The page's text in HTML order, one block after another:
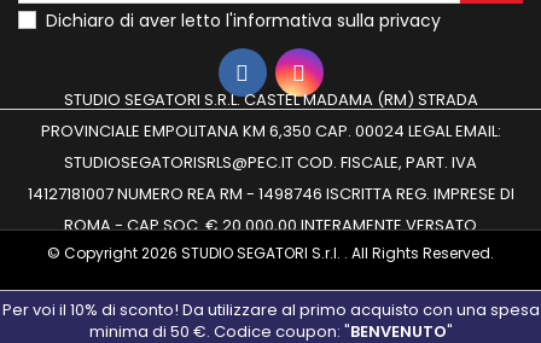
Per voi il 10% di sconto! Da utilizzare al primo acquisto con una spesa
minima di 50 €. Codice coupon: "BENVENUTO"
Dichiaro di aver letto l'informativa sulla privacy
STUDIO SEGATORI S.R.L. CASTEL MADAMA (RM) STRADA
PROVINCIALE EMPOLITANA KM 6,350 CAP. 00024 LEGAL EMAIL:
STUDIOSEGATORISRLS@PEC.IT COD. FISCALE, PART. IVA
14127181007 NUMERO REA RM - 1498746 ISCRITTA REG. IMPRESE DI
ROMA - CAP.SOC. € 20.000,00 INTERAMENTE VERSATO
© Copyright 2026 STUDIO SEGATORI S.r.l. . All Rights Reserved.